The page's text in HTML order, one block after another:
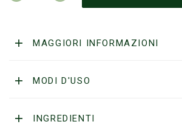
Mani
quantità
MAGGIORI INFORMAZIONI
MODI D'USO
INGREDIENTI